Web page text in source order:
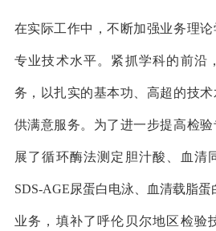
在实际工作中，不断加强业务理
专业技术水平。紧抓学科的前沿
务，以扎实的基本功、高超的技
供满意服务。为了进一步提高检
展了循环酶法测定胆汁酸、血清
SDS-AGE尿蛋白电泳、血清载脂
业务，填补了呼伦贝尔地区检验